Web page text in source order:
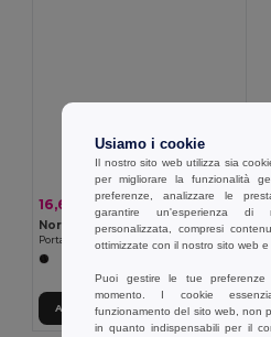
16,63 € 23,07 € -28%
Nordic Drift ND350.00
Aggiungi al carrello
Usiamo i cookie
Il nostro sito web utilizza sia
per migliorare la funzionalità
preferenze, analizzare le
garantire un'esperienza di
personalizzata, compresi
ottimizzate con il nostro sito web e
Puoi gestire le tue
momento. I cookie
funzionamento del sito web, non
in quanto indispensabili per il